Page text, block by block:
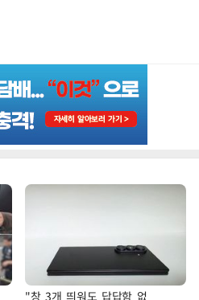
"창 3개 띄워도 답답함 없